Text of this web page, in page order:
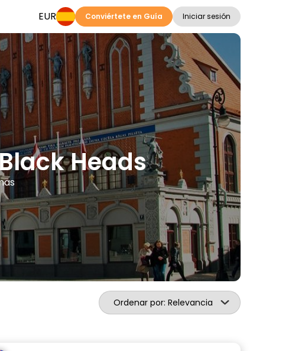
EUR Conviértete en Guía Iniciar sesión
Heads
Ordenar por: Relevancia